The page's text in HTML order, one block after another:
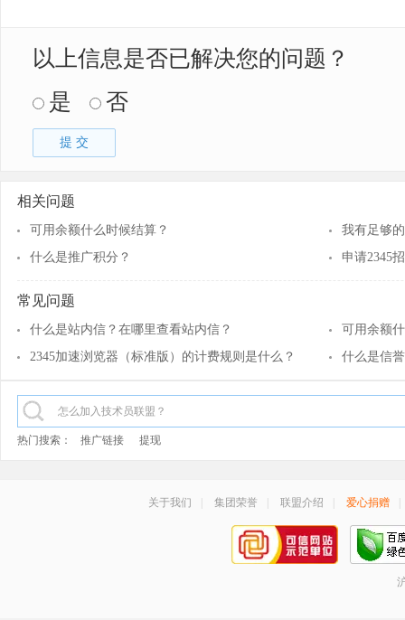
以上信息是否已解决您的问题？
是
否
提 交
相关问题
可用余额什么时候结算？
我有足够
什么是推广积分？
常见问题
什么是站内信？在哪里查看站内信？
可用余额
2345加速浏览器（标准版）的计费规则是什么？
什么是信
热门搜索： 推广链接 提现
关于我们 集团荣誉 联盟介绍 爱心捐赠